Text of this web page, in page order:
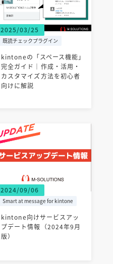
2025/03/25
既読チェックプラグイン
kintoneの「スペース機能」
完全ガイド｜作成・活用・
カスタマイズ方法を初心者
向けに解説
2024/09/06
Smart at message for kintone
kintone向けサービスアッ
プデート情報（2024年9月
版）